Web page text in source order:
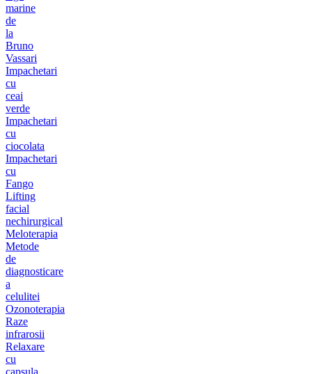
marine
de
la
Bruno
Vassari
Impachetari
cu
ceai
verde
Impachetari
cu
ciocolata
Impachetari
cu
Fango
Lifting
facial
nechirurgical
Meloterapia
Metode
de
diagnosticare
a
celulitei
Ozonoterapia
Raze
infrarosii
Relaxare
cu